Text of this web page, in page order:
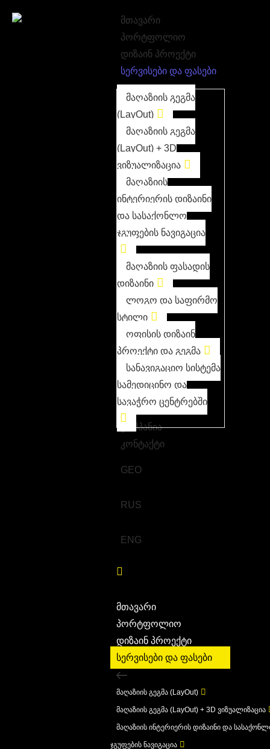
მთავარი
პორტფოლიო
დიზაინ პროექტი
სერვისები და ფასები
მაღაზიის გეგმა
(LayOut)
მაღაზიის გეგმა
(LayOut) + 3D
ვიზუალიზაცია
მაღაზიის
ინტერიერის დიზაინი
და სასაქონლო
ჯგუფების ნავიგაცია
მაღაზიის ფასადის
დიზაინი
ლოგო და საფირმო
სტილი
ოფისის დიზაინ
პროექტი და გეგმა
სანავიგაციო სისტემა
სამედიცინო და
სავაჭრო ცენტრებში
კომპანია
კონტაქტი
GEO
RUS
ENG
მთავარი
პორტფოლიო
დიზაინ პროექტი
სერვისები და ფასები
მაღაზიის გეგმა (LayOut)
მაღაზიის გეგმა (LayOut) + 3D ვიზუალიზაცია
მაღაზიის ინტერიერის დიზაინი და
ჯგუფების ნავიგაცია